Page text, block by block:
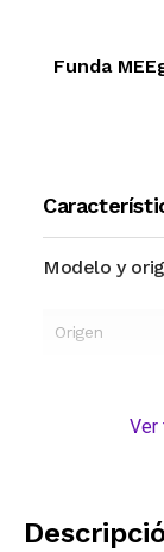
Funda
Modelo y
Origen
Ver